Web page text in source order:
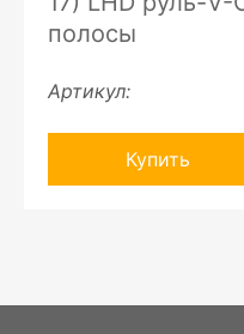
полосы
Артикул:
Купить